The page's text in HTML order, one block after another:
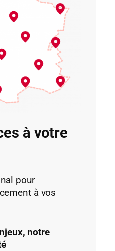
à votre
pour
à vos
notre